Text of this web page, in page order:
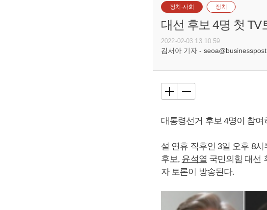
정치·사회 정치
대선 후보 4명 첫 TV
2022-02-03 13:10:59
김서아 기자 -
대통령선거 후보 4명이 참
설 연휴 직후인 3일 오후 8
후보, 윤석열 국민의힘 대선
자 토론이 방송된다.